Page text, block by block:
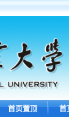
首页置顶 首